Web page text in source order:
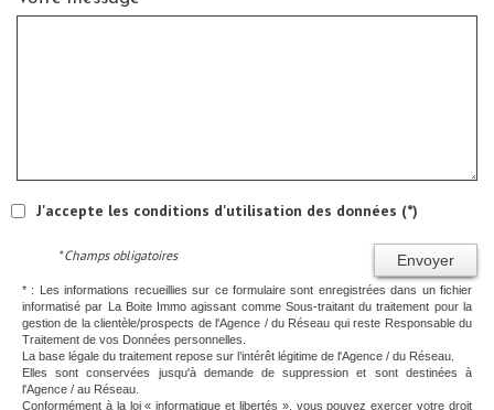
J'accepte les conditions d'utilisation des données (*)
Envoyer
* Champs obligatoires
* : Les informations recueillies sur ce formulaire sont enregistrées dans un fichier
informatisé par La Boite Immo agissant comme Sous-traitant du traitement pour la
gestion de la clientèle/prospects de l'Agence / du Réseau qui reste Responsable du
Traitement de vos Données personnelles.
La base légale du traitement repose sur l’intérêt légitime de l'Agence / du Réseau.
Elles sont conservées jusqu'à demande de suppression et sont destinées à
l'Agence / au Réseau.
Conformément à la loi « informatique et libertés », vous pouvez exercer votre droit